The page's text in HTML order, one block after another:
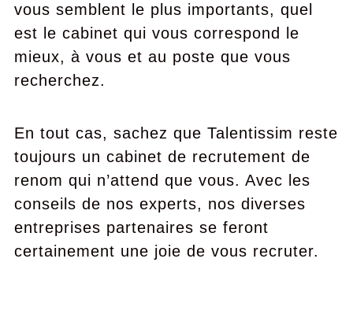
vous semblent le plus importants, quel
est le cabinet qui vous correspond le
mieux, à vous et au poste que vous
recherchez.
En tout cas, sachez que Talentissim reste
toujours un cabinet de recrutement de
renom qui n’attend que vous. Avec les
conseils de nos experts, nos diverses
entreprises partenaires se feront
certainement une joie de vous recruter.